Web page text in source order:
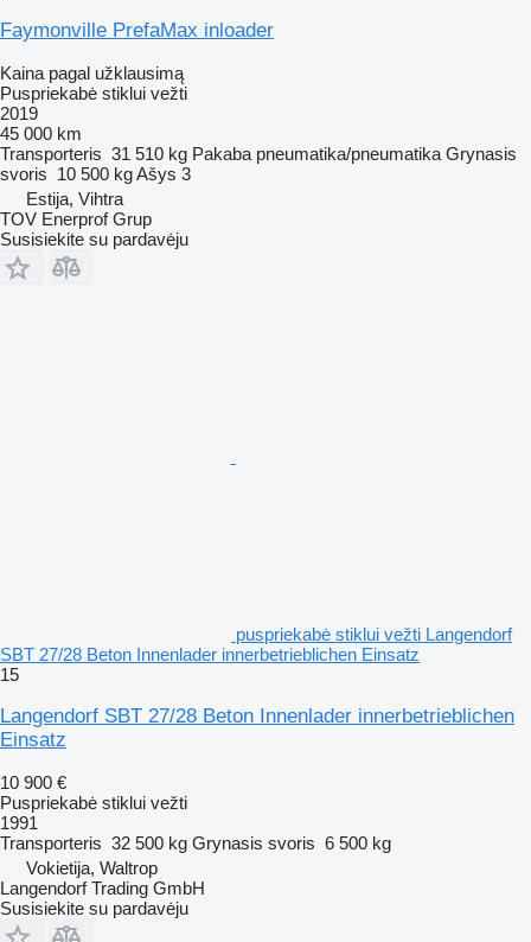
Faymonville PrefaMax inloader
Kaina pagal užklausimą
Puspriekabė stiklui vežti
2019
45 000 km
Transporteris 31 510 kg Pakaba pneumatika/pneumatika Grynasis
svoris 10 500 kgAšys 3
Estija, Vihtra
TOV Enerprof Grup
Susisiekite su pardavėju
puspriekabė stiklui vežti Langendorf
SBT 27/28 Beton Innenlader innerbetrieblichen Einsatz
15
Langendorf SBT 27/28 Beton Innenlader innerbetrieblichen
Einsatz
10 900 €
Puspriekabė stiklui vežti
1991
Transporteris 32 500 kg Grynasis svoris 6 500 kg
Vokietija, Waltrop
Langendorf Trading GmbH
Susisiekite su pardavėju